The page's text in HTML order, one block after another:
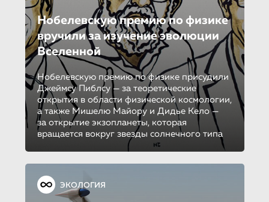
Нобелевскую премию по физике
вручили за изучение эволюции
Вселенной
Нобелевскую премию по физике присудили
Джеймсу Пиблсу — за теоретические
открытия в области физической космологии,
а также Мишелю Майору и Дидье Кело —
за открытие экзопланеты, которая
вращается вокруг звезды солнечного типа
ЭКОЛОГИЯ